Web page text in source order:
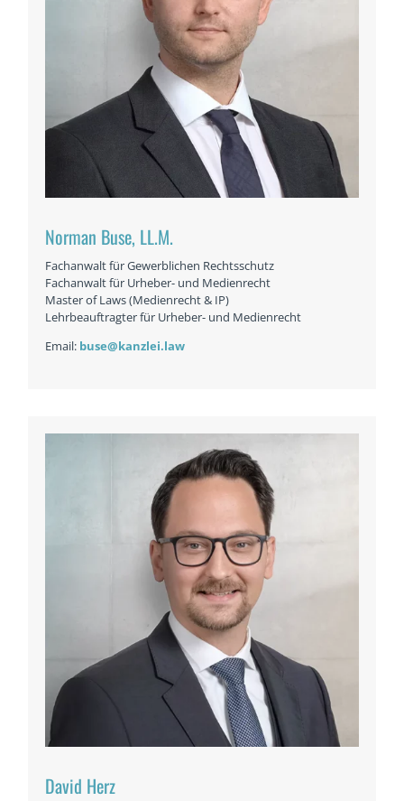
Norman Buse, LL.M.
Fachanwalt für Gewerblichen Rechtsschutz
Fachanwalt für Urheber- und Medienrecht
Master of Laws (Medienrecht & IP)
Lehrbeauftragter für Urheber- und Medienrecht
Email: buse@kanzlei.law
David Herz